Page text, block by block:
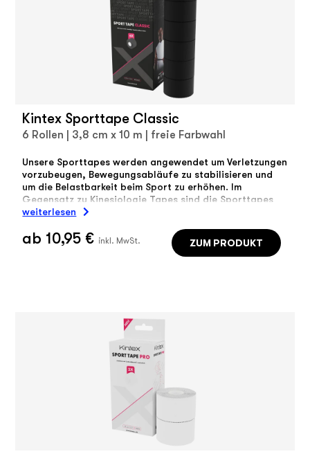
Kintex Sporttape Classic
6 Rollen | 3,8 cm x 10 m | freie Farbwahl
Unsere Sporttapes werden angewendet um Verletzungen
vorzubeugen, Bewegungsabläufe zu stabilisieren und
um die Belastbarkeit beim Sport zu erhöhen. Im
Gegensatz zu Kinesiologie Tapes sind die Sporttapes
unelastisch.
weiterlesen
ab 10,95 € inkl. MwSt. ZUM PRODUKT